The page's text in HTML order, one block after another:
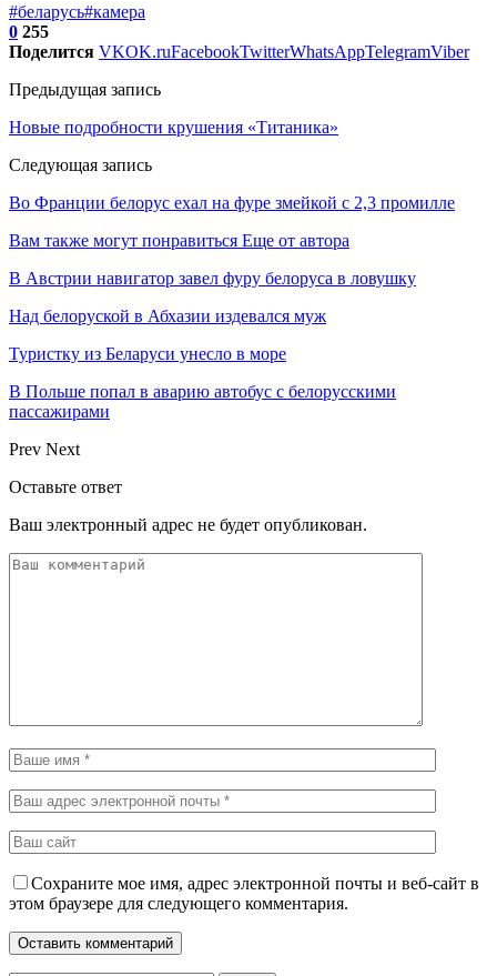
#беларусь#камера
0 255
Поделится VKOK.ruFacebookTwitterWhatsAppTelegramViber
Предыдущая запись
Новые подробности крушения «Титаника»
Следующая запись
Во Франции белорус ехал на фуре змейкой с 2,3 промилле
Вам также могут понравиться Еще от автора
В Австрии навигатор завел фуру белоруса в ловушку
Над белоруской в Абхазии издевался муж
Туристку из Беларуси унесло в море
В Польше попал в аварию автобус с белорусскими
пассажирами
Prev Next
Оставьте ответ
Ваш электронный адрес не будет опубликован.
Сохраните мое имя, адрес электронной почты и веб-сайт в
этом браузере для следующего комментария.